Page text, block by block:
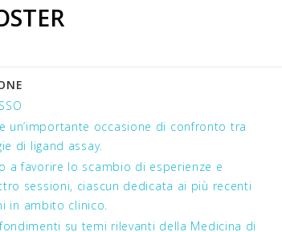
un’importante occasione di confronto tra
di ligand assay.
favorire lo scambio di esperienze e
sessioni, ciascun dedicata ai più recenti
in ambito clinico.
su temi rilevanti della Medicina di